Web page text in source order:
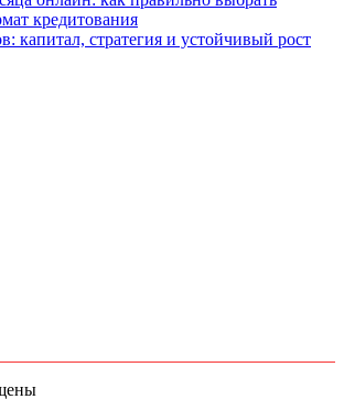
кредитования
капитал, стратегия и устойчивый рост